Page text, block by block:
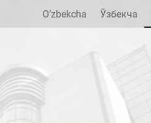
O’zbekcha Ўзбекча